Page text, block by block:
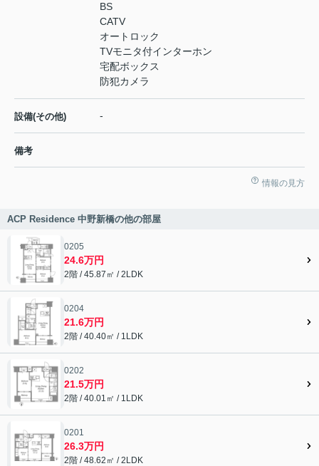
BS
CATV
オートロック
TVモニタ付インターホン
宅配ボックス
防犯カメラ
設備(その他) -
備考
情報の見方
ACP Residence 中野新橋の他の部屋
0205
24.6万円
2階 / 45.87㎡ / 2LDK
0204
21.6万円
2階 / 40.40㎡ / 1LDK
0202
21.5万円
2階 / 40.01㎡ / 1LDK
0201
26.3万円
2階 / 48.62㎡ / 2LDK